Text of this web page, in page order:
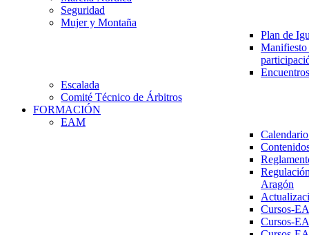
Seguridad
Mujer y Montaña
Plan de
Escalada
Comité Técnico de Árbitros
FORMACIÓN
EAM
Aragón
Cursos-
Cursos-